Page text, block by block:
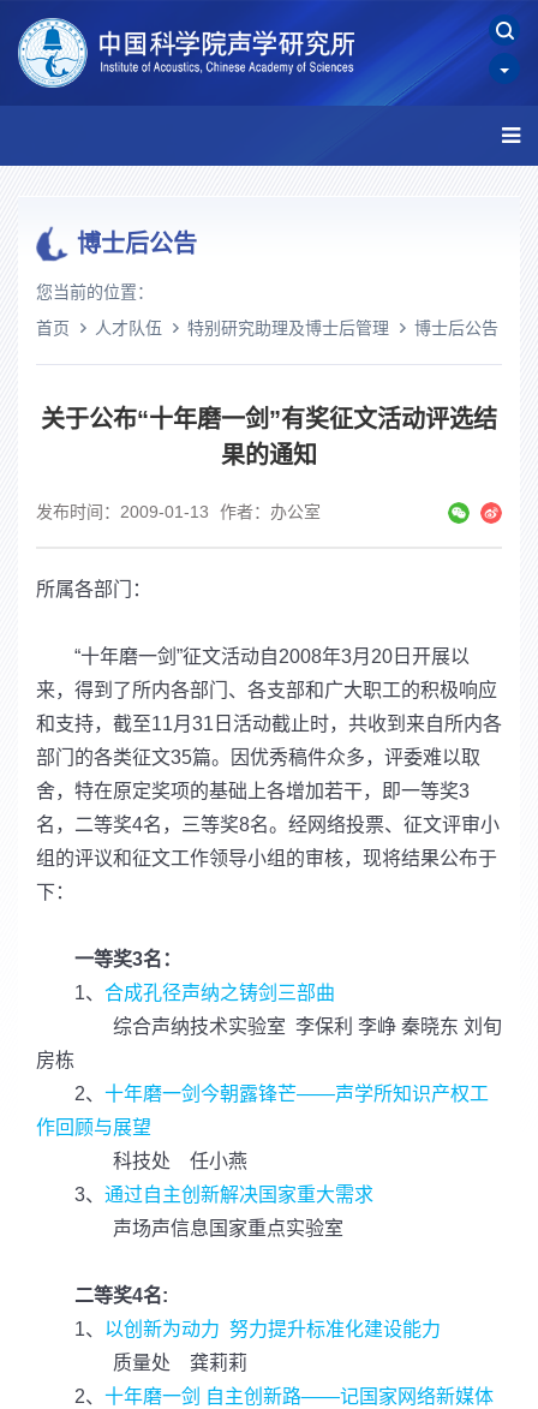
博士后公告
您当前的位置：
首页
人才队伍 特别研究助理及博士后管理 博士后公告
关于公布“十年磨一剑”有奖征文活动评选结
果的通知
发布时间：2009-01-13 作者：办公室
所属各部门：
“十年磨一剑”征文活动自2008年3月20日开展以
来，得到了所内各部门、各支部和广大职工的积极响应
和支持，截至11月31日活动截止时，共收到来自所内各
部门的各类征文35篇。因优秀稿件众多，评委难以取
舍，特在原定奖项的基础上各增加若干，即一等奖3
名，二等奖4名，三等奖8名。经网络投票、征文评审小
组的评议和征文工作领导小组的审核，现将结果公布于
下：
一等奖3名：
1、 合成孔径声纳之铸剑三部曲
综合声纳技术实验室 李保利 李峥 秦晓东 刘旬
房栋
2、 十年磨一剑今朝露锋芒——声学所知识产权工
作回顾与展望
科技处 任小燕
3、 通过自主创新解决国家重大需求
声场声信息国家重点实验室
二等奖4名:
1、 以创新为动力 努力提升标准化建设能力
质量处 龚莉莉
2、 十年磨一剑 自主创新路——记国家网络新媒体